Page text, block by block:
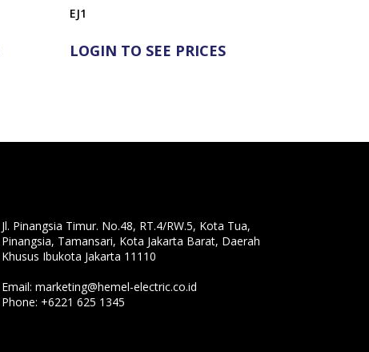
EJ1
LOGIN TO SEE PRICES
Jl. Pinangsia Timur. No.48, RT.4/RW.5, Kota Tua,
Pinangsia, Tamansari, Kota Jakarta Barat, Daerah
Khusus Ibukota Jakarta 11110
Email: marketing@hemel-electric.co.id
Phone: +6221 625 1345